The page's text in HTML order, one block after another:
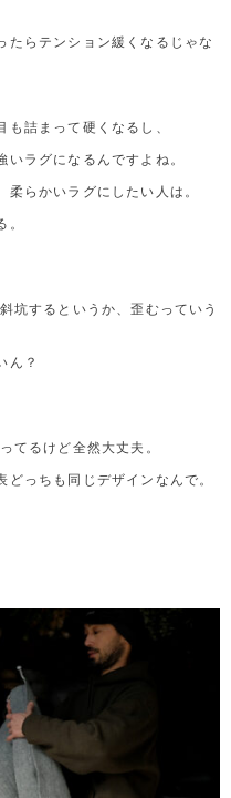
たらテンション緩くなるじゃな
詰まって硬くなるし、
ラグになるんですよね。
らかいラグにしたい人は。
坑するというか、歪むっていう
ん？
てるけど全然大丈夫。
っちも同じデザインなんで。